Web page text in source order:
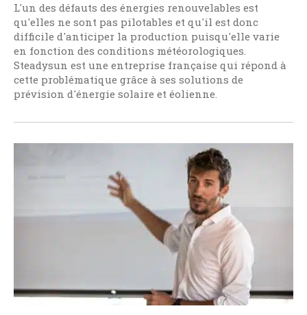
L'un des défauts des énergies renouvelables est
qu'elles ne sont pas pilotables et qu'il est donc
difficile d'anticiper la production puisqu'elle varie
en fonction des conditions météorologiques.
Steadysun est une entreprise française qui répond à
cette problématique grâce à ses solutions de
prévision d'énergie solaire et éolienne.